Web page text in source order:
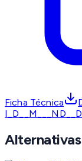
Ficha Técnica